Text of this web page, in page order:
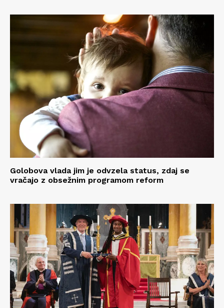
Golobova vlada jim je odvzela status, zdaj se
vračajo z obsežnim programom reform